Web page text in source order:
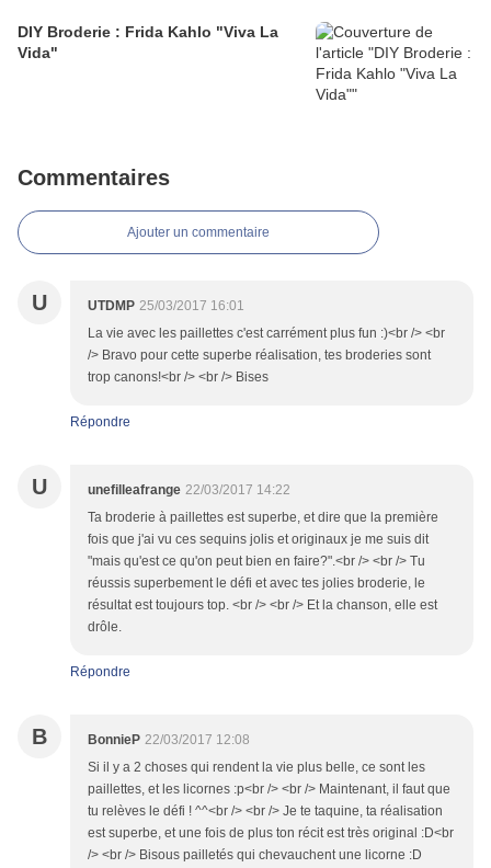
DIY Broderie : Frida Kahlo "Viva La
Vida"
Commentaires
Ajouter un commentaire
U UTDMP 25/03/2017 16:01
La vie avec les paillettes c'est carrément plus fun :)<br /> <br
/> Bravo pour cette superbe réalisation, tes broderies sont
trop canons!<br /> <br /> Bises
Répondre
U unefilleafrange 22/03/2017 14:22
Ta broderie à paillettes est superbe, et dire que la première
fois que j'ai vu ces sequins jolis et originaux je me suis dit
"mais qu'est ce qu'on peut bien en faire?".<br /> <br /> Tu
réussis superbement le défi et avec tes jolies broderie, le
résultat est toujours top. <br /> <br /> Et la chanson, elle est
drôle.
Répondre
B BonnieP 22/03/2017 12:08
Si il y a 2 choses qui rendent la vie plus belle, ce sont les
paillettes, et les licornes :p<br /> <br /> Maintenant, il faut que
tu relèves le défi ! ^^<br /> <br /> Je te taquine, ta réalisation
est superbe, et une fois de plus ton récit est très original :D<br
/> <br /> Bisous pailletés qui chevauchent une licorne :D